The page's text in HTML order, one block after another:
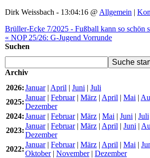
Dirk Weissbach - 13:04:16 @ Allgemein |
Brüller-Ecke 7/2025 - Fußball kann so schön
« NOP 25/26: G-Jugend Vorrunde
Suchen
Archiv
2026:Januar| April | Juni | Juli
2025:
Januar| Februar| März | April | Mai |
Dezember
2024:Januar| Februar| März | Mai | Juni | Juli
2023:
Januar| Februar| März | April | Juni |
Dezember
2022:
Januar| Februar| März | April | Mai |
Oktober| November| Dezember